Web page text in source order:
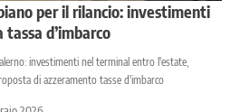
per il rilancio: investimenti
d’imbarco
investimenti nel terminal entro l'estate,
di azzeramento tasse d'imbarco